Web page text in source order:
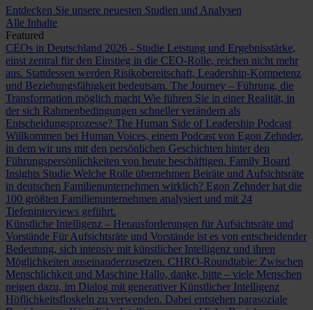
Entdecken Sie unsere neuesten Studien und Analysen
Alle Inhalte
Featured
CEOs in Deutschland 2026 - Studie Leistung und Ergebnisstärke,
einst zentral für den Einstieg in die CEO-Rolle, reichen nicht mehr
aus. Stattdessen werden Risikobereitschaft, Leadership-Kompetenz
und Beziehungsfähigkeit bedeutsam. The Journey – Führung, die
Transformation möglich macht Wie führen Sie in einer Realität, in
der sich Rahmenbedingungen schneller verändern als
Entscheidungsprozesse? The Human Side of Leadership Podcast
Willkommen bei Human Voices, einem Podcast von Egon Zehnder,
in dem wir uns mit den persönlichen Geschichten hinter den
Führungspersönlichkeiten von heute beschäftigen. Family Board
Insights Studie Welche Rolle übernehmen Beiräte und Aufsichtsräte
in deutschen Familienunternehmen wirklich? Egon Zehnder hat die
100 größten Familienunternehmen analysiert und mit 24
Tiefeninterviews geführt.
Künstliche Intelligenz – Herausforderungen für Aufsichtsräte und
Vorstände Für Aufsichtsräte und Vorstände ist es von entscheidender
Bedeutung, sich intensiv mit künstlicher Intelligenz und ihren
Möglichkeiten auseinanderzusetzen. CHRO-Roundtable: Zwischen
Menschlichkeit und Maschine Hallo, danke, bitte – viele Menschen
neigen dazu, im Dialog mit generativer Künstlicher Intelligenz
Höflichkeitsfloskeln zu verwenden. Dabei entstehen parasoziale